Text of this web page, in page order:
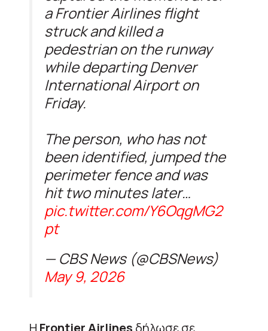
a Frontier Airlines flight
struck and killed a
pedestrian on the runway
while departing Denver
International Airport on
Friday.
The person, who has not
been identified, jumped the
perimeter fence and was
hit two minutes later…
pic.twitter.com/Y6OqgMG2
pt
— CBS News (@CBSNews)
May 9, 2026
Η Frontier Airlines δήλωσε σε